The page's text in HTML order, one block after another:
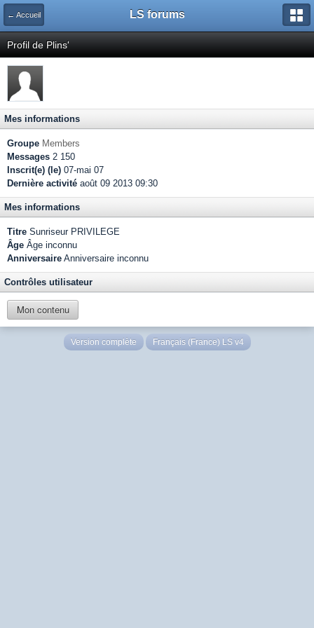
← Accueil LS forums
Profil de Plins'
Mes informations
Groupe Members
Messages 2 150
Inscrit(e) (le) 07-mai 07
Dernière activité août 09 2013 09:30
Mes informations
Titre Sunriseur PRIVILEGE
Âge Âge inconnu
Anniversaire Anniversaire inconnu
Contrôles utilisateur
Mon contenu
Version complète Français (France) LS v4